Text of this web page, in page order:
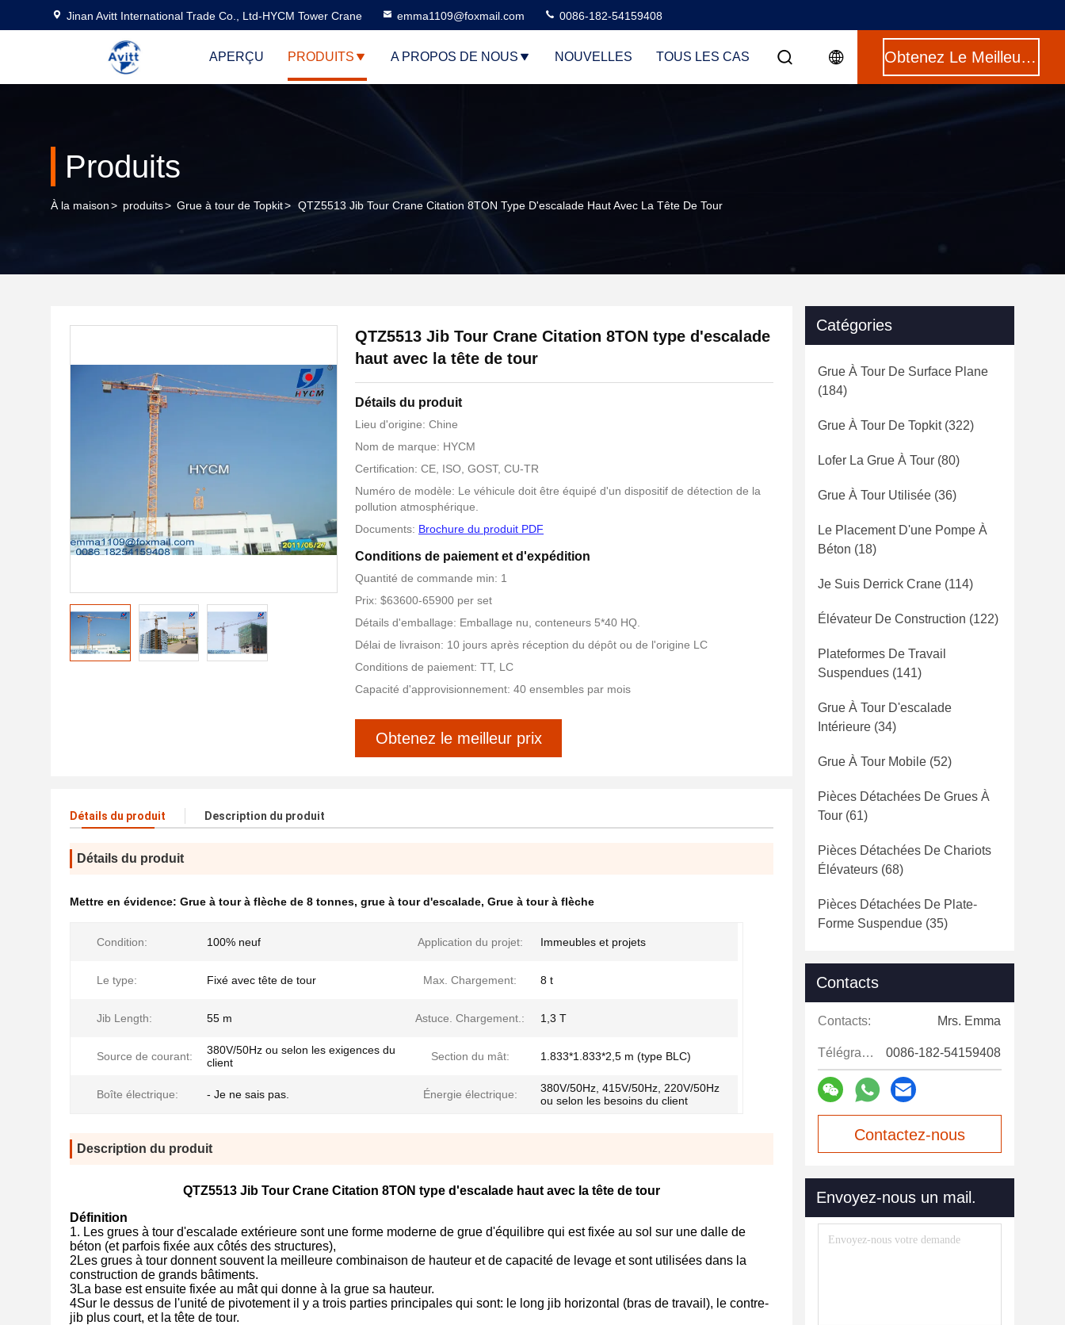
Jinan Avitt International Trade Co., Ltd-HYCM Tower Crane emma1109@foxmail.com 0086-182-54159408
APERÇU PRODUITS A PROPOS DE NOUS NOUVELLES TOUS LES CAS Obtenez Le Meilleur Prix
Produits
À la maison> produits> Grue à tour de Topkit> QTZ5513 Jib Tour Crane Citation 8TON Type D'escalade Haut Avec La Tête De Tour
QTZ5513 Jib Tour Crane Citation 8TON type d'escalade
haut avec la tête de tour
Détails du produit
Lieu d'origine: Chine
Nom de marque: HYCM
Certification: CE, ISO, GOST, CU-TR
Numéro de modèle: Le véhicule doit être équipé d'un dispositif de détection de la
pollution atmosphérique.
Documents: Brochure du produit PDF
Conditions de paiement et d'expédition
Quantité de commande min: 1
Prix: $63600-65900 per set
Détails d'emballage: Emballage nu, conteneurs 5*40 HQ.
Délai de livraison: 10 jours après réception du dépôt ou de l'origine LC
Conditions de paiement: TT, LC
Capacité d'approvisionnement: 40 ensembles par mois
Obtenez le meilleur prix
Détails du produit Description du produit
Détails du produit
Mettre en évidence: Grue à tour à flèche de 8 tonnes, grue à tour d'escalade, Grue à tour à flèche
Condition: 100% neuf Application du projet: Immeubles et projets
Le type: Fixé avec tête de tour Max. Chargement: 8 t
Jib Length: 55 m Astuce. Chargement.: 1,3 T
Source de courant:
380V/50Hz ou selon les exigences du
client
Section du mât: 1.833*1.833*2,5 m (type BLC)
Boîte électrique: - Je ne sais pas. Énergie électrique:
380V/50Hz, 415V/50Hz, 220V/50Hz
ou selon les besoins du client
Description du produit
QTZ5513 Jib Tour Crane Citation 8TON type d'escalade haut avec la tête de tour
Définition
1. Les grues à tour d'escalade extérieure sont une forme moderne de grue d'équilibre qui est fixée au sol sur une dalle de
béton (et parfois fixée aux côtés des structures),
2Les grues à tour donnent souvent la meilleure combinaison de hauteur et de capacité de levage et sont utilisées dans la
construction de grands bâtiments.
3La base est ensuite fixée au mât qui donne à la grue sa hauteur.
4Sur le dessus de l'unité de pivotement il y a trois parties principales qui sont: le long jib horizontal (bras de travail), le contre-
jib plus court, et la tête de tour.
Catégories
Grue À Tour De Surface Plane
(184)
Grue À Tour De Topkit(322)
Lofer La Grue À Tour (80)
Grue À Tour Utilisée (36)
Le Placement D'une Pompe À
Béton (18)
Je Suis Derrick Crane (114)
Élévateur De Construction (122)
Plateformes De Travail
Suspendues (141)
Grue À Tour D'escalade
Intérieure (34)
Grue À Tour Mobile (52)
Pièces Détachées De Grues À
Tour (61)
Pièces Détachées De Chariots
Élévateurs (68)
Pièces Détachées De Plate-
Forme Suspendue (35)
Contacts
Contacts: Mrs. Emma
Télégramme: 0086-182-54159408
Contactez-nous
Envoyez-nous un mail.